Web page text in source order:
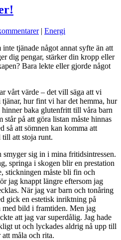
| Energi
tjänade något annat syfte än att
dig pengar, stärker din kropp eller
Bara lekte eller gjorde något
vårt värde – det vill säga att vi
hur fint vi har det hemma, hur
baka glutenfritt till våra barn
på att göra listan måste hinnas
så att sömnen kan komma att
att stoja runt.
smyger sig in i mina fritidsintressen.
springa i skogen blir en prestation
stickningen måste bli fin och
jag knappt längre eftersom jag
När jag var barn och tonåring
gick en estetisk inriktning på
bild i framtiden. Men jag
att jag var superdålig. Jag hade
ut och lyckades aldrig nå upp till
måla och rita.